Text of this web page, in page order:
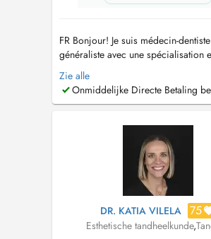
FR Bonjour! Je suis médecin-dentiste
généraliste avec une spécialisation
Endodontie. Dans le but de fournir un
traitement de haute qualité à mes
toujours essayé, au fil des ans, de
liées à mes domaines d'intervention.
Zie alle
Onmiddelijke Directe Betaling
DR. KATIA VILELA 75
Esthetische tandheelkunde,